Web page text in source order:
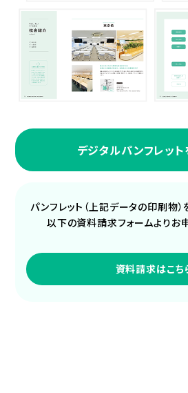
デジタルパンフレッ
パンフレット（上記データの印刷物
以下の資料請求フォームよりお
資料請求はこち